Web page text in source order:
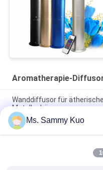
Aromatherapie-
Wanddiffusor für
Metallgehäuse
Schreibtisch,
Metallgehäuse, 500 ml
Home Hotel Office
Ms. Sammy Kuo